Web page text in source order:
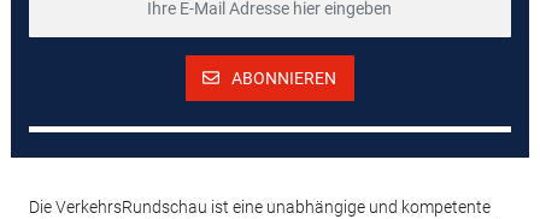
ABONNIEREN
Die VerkehrsRundschau ist eine unabhängige und kompetente